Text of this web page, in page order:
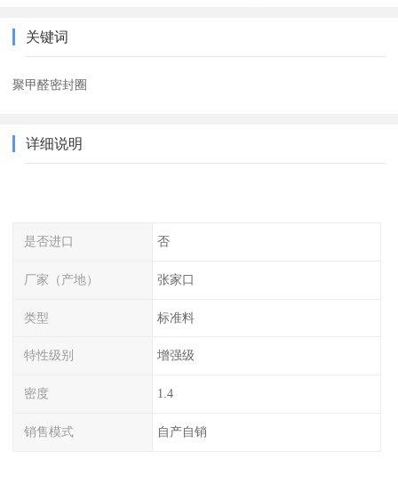
关键词
聚甲醛密封圈
详细说明
是否进口 否
厂家（产地） 张家口
类型 标准料
特性级别 增强级
密度 1.4
销售模式 自产自销